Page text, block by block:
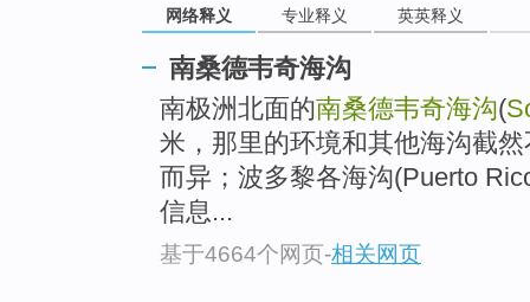
网络释义 专业释义 英英释义
南桑德韦奇海沟
南极洲北面的南桑德韦奇海沟(
米，那里的环境和其他海沟截
而异；波多黎各海沟(Puerto
信息...
基于4664个网页-相关网页